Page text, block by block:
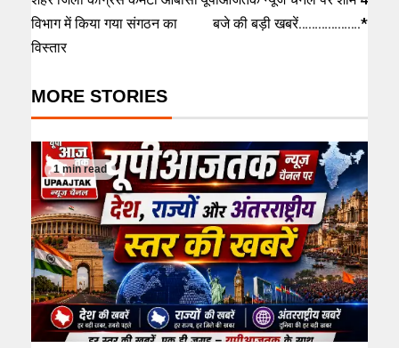
विभाग में किया गया संगठन का
विस्तार
बजे की बड़ी खबरें……………….*
MORE STORIES
1 min read